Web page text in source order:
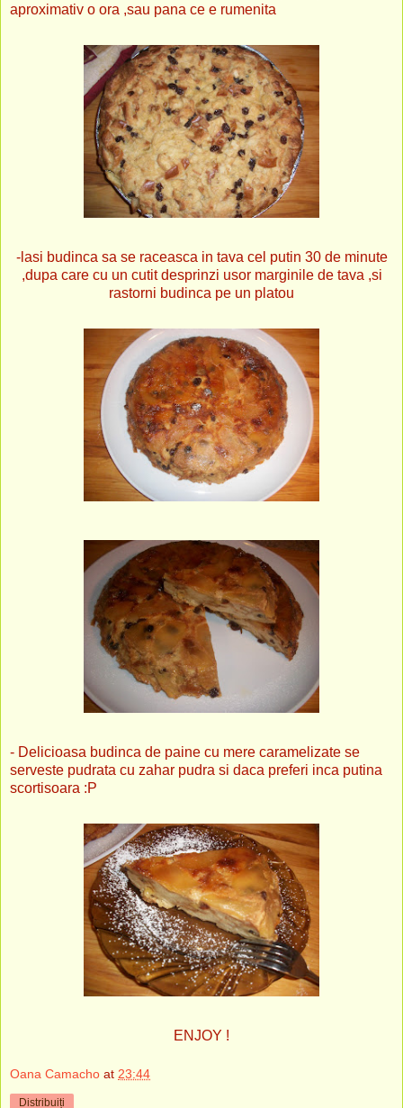
aproximativ o ora ,sau pana ce e rumenita
-lasi budinca sa se raceasca in tava cel putin 30 de minute
,dupa care cu un cutit desprinzi usor marginile de tava ,si
rastorni budinca pe un platou
- Delicioasa budinca de paine cu mere caramelizate se
serveste pudrata cu zahar pudra si daca preferi inca putina
scortisoara :P
ENJOY !
Oana Camacho at 23:44
Distribuiți